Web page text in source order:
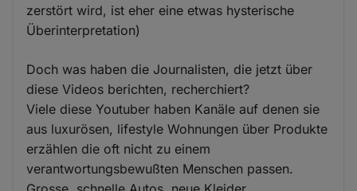
zerstört wird, ist eher eine etwas hysterische
Überinterpretation)
Doch was haben die Journalisten, die jetzt über
diese Videos berichten, recherchiert?
Viele diese Youtuber haben Kanäle auf denen sie
aus luxurösen, lifestyle Wohnungen über Produkte
erzählen die oft nicht zu einem
verantwortungsbewußten Menschen passen.